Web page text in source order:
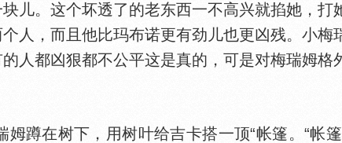
儿。这个坏透了的老东西一不高兴就掐她，打
人，而且他比玛布诺更有劲儿也更凶残。小梅
人都凶狠都不公平这是真的，可是对梅瑞姆格
在树下，用树叶给吉卡搭一顶“帐篷。“帐篷